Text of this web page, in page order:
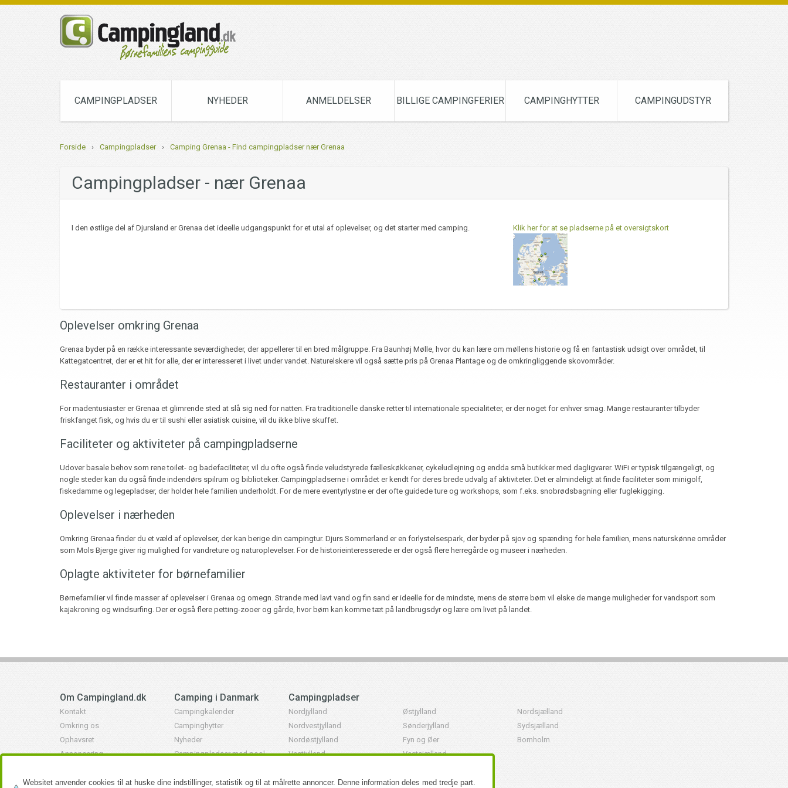
CAMPINGPLADSER NYHEDER ANMELDELSER BILLIGE CAMPINGFERIER CAMPINGHYTTER CAMPINGUDSTYR
Forside › Campingpladser › Camping Grenaa - Find campingpladser nær Grenaa
Campingpladser - nær Grenaa
I den østlige del af Djursland er Grenaa det ideelle udgangspunkt for et utal af oplevelser, og det starter med camping. Klik her for at se pladserne på et oversigtskort
Oplevelser omkring Grenaa
Grenaa byder på en række interessante seværdigheder, der appellerer til en bred målgruppe. Fra Baunhøj Mølle, hvor du kan lære om møllens historie og få en fantastisk udsigt over området, til
Kattegatcentret, der er et hit for alle, der er interesseret i livet under vandet. Naturelskere vil også sætte pris på Grenaa Plantage og de omkringliggende skovområder.
Restauranter i området
For madentusiaster er Grenaa et glimrende sted at slå sig ned for natten. Fra traditionelle danske retter til internationale specialiteter, er der noget for enhver smag. Mange restauranter tilbyder
friskfanget fisk, og hvis du er til sushi eller asiatisk cuisine, vil du ikke blive skuffet.
Faciliteter og aktiviteter på campingpladserne
Udover basale behov som rene toilet- og badefaciliteter, vil du ofte også finde veludstyrede fælleskøkkener, cykeludlejning og endda små butikker med dagligvarer. WiFi er typisk tilgængeligt, og
nogle steder kan du også finde indendørs spilrum og biblioteker. Campingpladserne i området er kendt for deres brede udvalg af aktiviteter. Det er almindeligt at finde faciliteter som minigolf,
fiskedamme og legepladser, der holder hele familien underholdt. For de mere eventyrlystne er der ofte guidede ture og workshops, som f.eks. snobrødsbagning eller fuglekigging.
Oplevelser i nærheden
Omkring Grenaa finder du et væld af oplevelser, der kan berige din campingtur. Djurs Sommerland er en forlystelsespark, der byder på sjov og spænding for hele familien, mens naturskønne områder
som Mols Bjerge giver rig mulighed for vandreture og naturoplevelser. For de historieinteresserede er der også flere herregårde og museer i nærheden.
Oplagte aktiviteter for børnefamilier
Børnefamilier vil finde masser af oplevelser i Grenaa og omegn. Strande med lavt vand og fin sand er ideelle for de mindste, mens de større børn vil elske de mange muligheder for vandsport som
kajakroning og windsurfing. Der er også flere petting-zooer og gårde, hvor børn kan komme tæt på landbrugsdyr og lære om livet på landet.
Om Campingland.dk
Kontakt
Omkring os
Ophavsret
Annoncering
Privatlivspolitik
Camping i Danmark
Campingkalender
Campinghytter
Nyheder
Campingpladser med pool
Glamping - Luksus camping
Campingpladser
Nordjylland
Nordvestjylland
Nordøstjylland
Vestjylland
Østjylland
Sønderjylland
Fyn og Øer
Vestsjælland
Nordsjælland
Sydsjælland
Bornholm
Websitet anvender cookies til at huske dine indstillinger, statistik og til at målrette annoncer. Denne information deles med tredje part.